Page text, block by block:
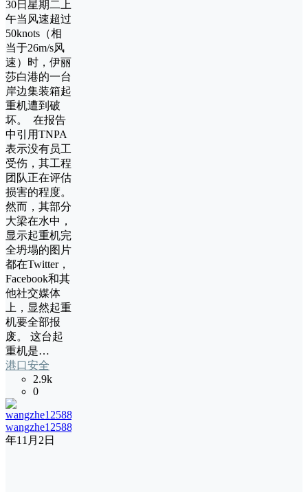
30日星期二上
午当风速超过
50knots（相
当于26m/s风
速）时，伊丽
莎白港的一台
岸边集装箱起
重机遭到破
坏。 在报告
中引用TNPA
表示没有员工
受伤，其工程
团队正在评估
损害的程度。
然而，其部分
大梁在水中，
显示起重机完
全坍塌的图片
都在Twitter，
Facebook和其
他社交媒体
上，显然起重
机要全部报
废。 这台起
重机是…
港口安全
2.9k
0
wangzhe12588
年11月2日